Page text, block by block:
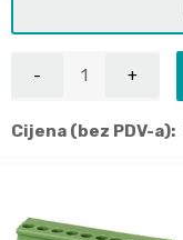
Cijena (bez PDV-a):